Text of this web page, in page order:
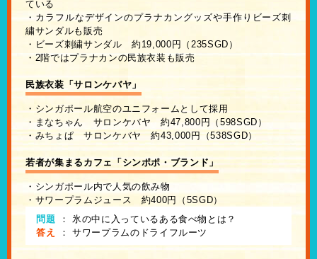
ている
・カラフルなデザインのプラナカングッズや手作りビーズ刺
繍サンダルも販売
・ビーズ刺繍サンダル 約19,000円（235SGD）
・2階ではプラナカンの民族衣装も販売
民族衣装「サロンケバヤ」
・シンガポール航空のユニフォームとして採用
・まなちゃん サロンケバヤ 約47,800円（598SGD）
・みちょぱ サロンケバヤ 約43,000円（538SGD）
若者が集まるカフェ「シンポポ・ブランド」
・シンガポール内で人気の飲み物
・サワープラムジュース 約400円（5SGD）
問題
： 氷の中に入っているある食べ物とは？
答え
： サワープラムのドライフルーツ